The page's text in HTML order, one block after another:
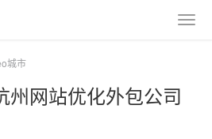
城市
州网站优化外包公司